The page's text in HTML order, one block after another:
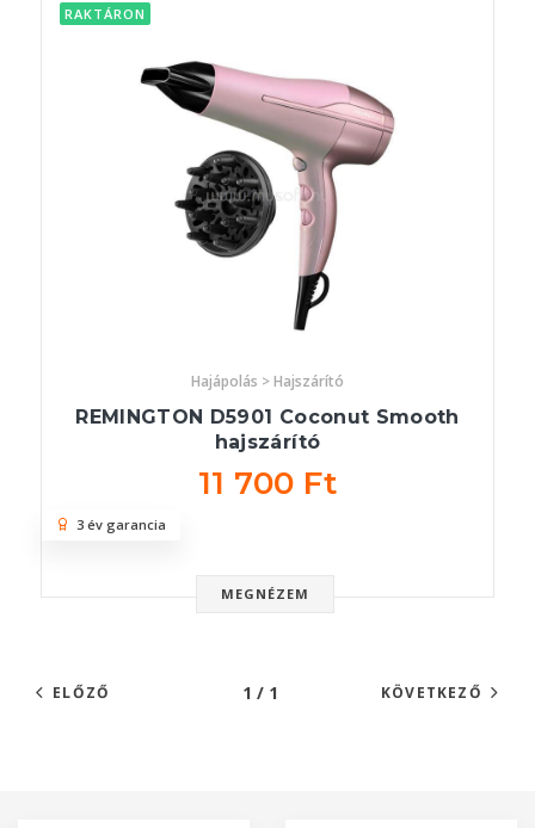
RAKTÁRON
Hajápolás > Hajszárító
REMINGTON D5901 Coconut Smooth
hajszárító
11 700 Ft
MEGNÉZEM
3 év garancia
ELŐZŐ 1 / 1 KÖVETKEZŐ